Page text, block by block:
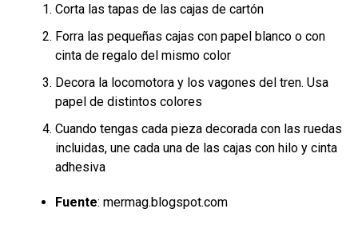
Corta las tapas de las cajas de cartón
Forra las pequeñas cajas con papel blanco o con
cinta de regalo del mismo color
Decora la locomotora y los vagones del tren. Usa
papel de distintos colores
Cuando tengas cada pieza decorada con las ruedas
incluidas, une cada una de las cajas con hilo y cinta
adhesiva
Fuente: mermag.blogspot.com